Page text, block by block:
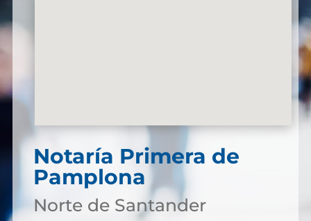
Notaría Primera de
Pamplona
Norte de Santander